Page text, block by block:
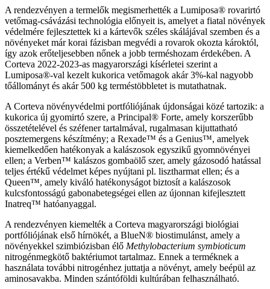
A rendezvényen a termelők megismerhették a Lumiposa® rovarirtó
vetőmag-csávázási technológia előnyeit is, amelyet a fiatal növények
védelmére fejlesztettek ki a kártevők széles skálájával szemben és a
növényeket már korai fázisban megvédi a rovarok okozta károktól,
így azok erőteljesebben nőnek a jobb terméshozam érdekében. A
Corteva 2022-2023-as magyarországi kísérletei szerint a
Lumiposa®-val kezelt kukorica vetőmagok akár 3%-kal nagyobb
tőállományt és akár 500 kg terméstöbbletet is mutathatnak.
A Corteva növényvédelmi portfóliójának újdonságai közé tartozik: a
kukorica új gyomirtó szere, a Principal® Forte, amely korszerűbb
összetételével és széfener tartalmával, rugalmasan kijuttatható
posztemergens készítmény; a Rexade™ és a Genius™, amelyek
kiemelkedően hatékonyak a kalászosok egyszikű gyomnövényei
ellen; a Verben™ kalászos gombaölő szer, amely gázosodó hatással
teljes értékű védelmet képes nyújtani pl. lisztharmat ellen; és a
Queen™, amely kiváló hatékonyságot biztosít a kalászosok
kulcsfontosságú gabonabetegségei ellen az újonnan kifejlesztett
Inatreq™ hatóanyaggal.
A rendezvényen kiemelték a Corteva magyarországi biológiai
portfóliójának első hírnökét, a BlueN® biostimulánst, amely a
növényekkel szimbiózisban élő Methylobacterium symbioticum
nitrogénmegkötő baktériumot tartalmaz. Ennek a terméknek a
használata további nitrogénhez juttatja a növényt, amely beépül az
aminosavakba. Minden szántóföldi kultúrában felhasználható.